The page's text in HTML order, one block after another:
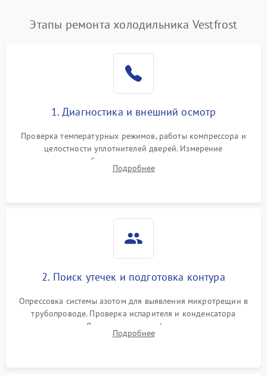
Поломка системы No Frost 2600 ₽ Подробнее →
работе
2000 ₽ Подробнее →
1000 ₽
1800 ₽
Этапы ремонта холодильника Vestfrost
1. Диагностика и внешний осмотр
Проверка температурных режимов, работы компрессора и
целостности уплотнителей дверей. Измерение
сопротивления обмоток мотора, проверка термостата и
считывание кодов ошибок с электронного дисплея.
Подробнее
2. Поиск утечек и подготовка контура
Опрессовка системы азотом для выявления микротрещин в
трубопроводе. Проверка испарителя и конденсатора
течеискателем. Демонтаж старого фильтра-осушителя и
продувка капиллярной трубки для устранения засоров.
Подробнее